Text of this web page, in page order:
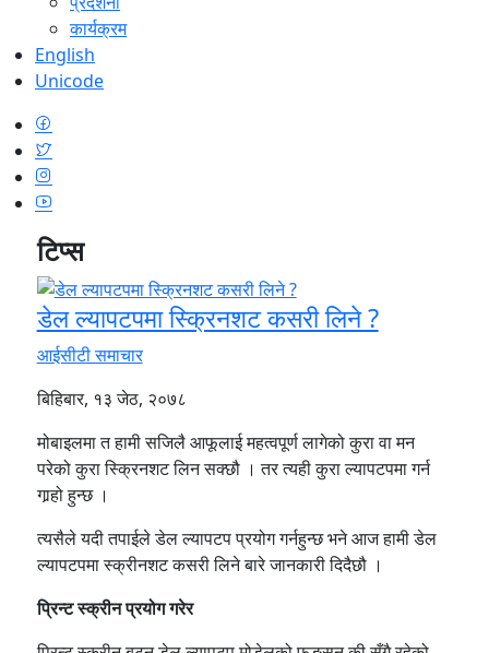
कार्यक्रम
English
Unicode
टिप्स
डेल ल्यापटपमा स्क्रिनशट कसरी लिने ?
आईसीटी समाचार
बिहिबार, १३ जेठ, २०७८
मोबाइलमा त हामी सजिलै आफूलाई महत्वपूर्ण लागेको कुरा वा मन
परेको कुरा स्क्रिनशट लिन सक्छौ । तर त्यही कुरा ल्यापटपमा गर्न
गार्‍हो हुन्छ ।
त्यसैले यदी तपाईले डेल ल्यापटप प्रयोग गर्नहुन्छ भने आज हामी डेल
ल्यापटपमा स्क्रीनशट कसरी लिने बारे जानकारी दिदैछौ ।
प्रिन्ट स्क्रीन प्रयोग गरेर